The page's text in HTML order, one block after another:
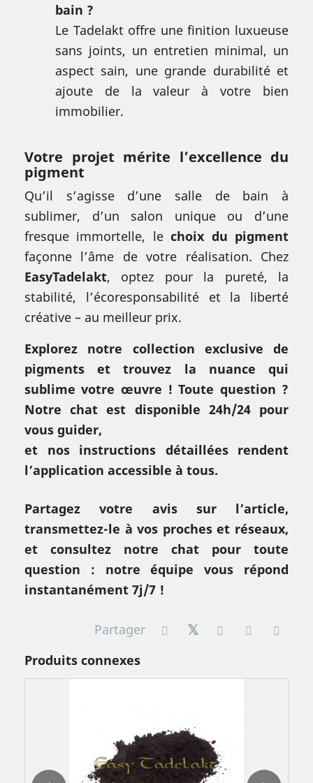
bain ?
Le Tadelakt offre une finition luxueuse
sans joints, un entretien minimal, un
aspect sain, une grande durabilité et
ajoute de la valeur à votre bien
immobilier.
Votre projet mérite l’excellence du
pigment
Qu’il s’agisse d’une salle de bain à
sublimer, d’un salon unique ou d’une
fresque immortelle, le choix du pigment
façonne l’âme de votre réalisation. Chez
EasyTadelakt, optez pour la pureté, la
stabilité, l’écoresponsabilité et la liberté
créative – au meilleur prix.
Explorez notre collection exclusive de
pigments et trouvez la nuance qui
sublime votre œuvre ! Toute question ?
Notre chat est disponible 24h/24 pour
vous guider,
et nos instructions détaillées rendent
l’application accessible à tous.
Partagez votre avis sur l’article,
transmettez-le à vos proches et réseaux,
et consultez notre chat pour toute
question : notre équipe vous répond
instantanément 7j/7 !
Partager
Produits connexes